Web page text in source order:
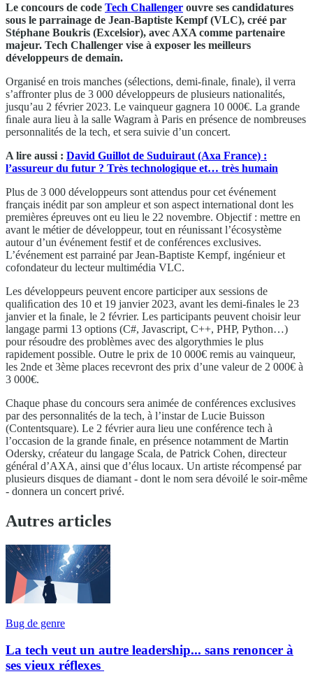
Le concours de code Tech Challenger ouvre ses candidatures
sous le parrainage de Jean-Baptiste Kempf (VLC), créé par
Stéphane Boukris (Excelsior), avec AXA comme partenaire
majeur. Tech Challenger vise à exposer les meilleurs
développeurs de demain.
Organisé en trois manches (sélections, demi-ﬁnale, ﬁnale), il verra
s’affronter plus de 3 000 développeurs de plusieurs nationalités,
jusqu’au 2 février 2023. Le vainqueur gagnera 10 000€. La grande
ﬁnale aura lieu à la salle Wagram à Paris en présence de nombreuses
personnalités de la tech, et sera suivie d’un concert.
A lire aussi : David Guillot de Suduiraut (Axa France) :
l’assureur du futur ? Très technologique et… très humain
Plus de 3 000 développeurs sont attendus pour cet événement
français inédit par son ampleur et son aspect international dont les
premières épreuves ont eu lieu le 22 novembre. Objectif : mettre en
avant le métier de développeur, tout en réunissant l’écosystème
autour d’un événement festif et de conférences exclusives.
L’événement est parrainé par Jean-Baptiste Kempf, ingénieur et
cofondateur du lecteur multimédia VLC.
Les développeurs peuvent encore participer aux sessions de
qualiﬁcation des 10 et 19 janvier 2023, avant les demi-ﬁnales le 23
janvier et la ﬁnale, le 2 février. Les participants peuvent choisir leur
langage parmi 13 options (C#, Javascript, C++, PHP, Python…)
pour résoudre des problèmes avec des algorythmies le plus
rapidement possible. Outre le prix de 10 000€ remis au vainqueur,
les 2nde et 3ème places recevront des prix d’une valeur de 2 000€ à
3 000€.
Chaque phase du concours sera animée de conférences exclusives
par des personnalités de la tech, à l’instar de Lucie Buisson
(Contentsquare). Le 2 février aura lieu une conférence tech à
l’occasion de la grande ﬁnale, en présence notamment de Martin
Odersky, créateur du langage Scala, de Patrick Cohen, directeur
général d’AXA, ainsi que d’élus locaux. Un artiste récompensé par
plusieurs disques de diamant - dont le nom sera dévoilé le soir-même
- donnera un concert privé.
Autres articles
Bug de genre
La tech veut un autre leadership... sans renoncer à
ses vieux réflexes